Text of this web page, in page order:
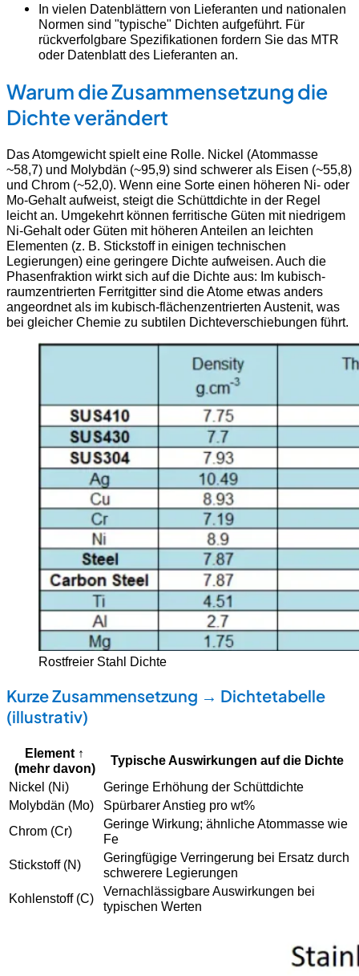
In vielen Datenblättern von Lieferanten und nationalen
Normen sind "typische" Dichten aufgeführt. Für
rückverfolgbare Spezifikationen fordern Sie das MTR
oder Datenblatt des Lieferanten an.
Warum die Zusammensetzung die
Dichte verändert
Das Atomgewicht spielt eine Rolle. Nickel (Atommasse
~58,7) und Molybdän (~95,9) sind schwerer als Eisen (~55,8)
und Chrom (~52,0). Wenn eine Sorte einen höheren Ni- oder
Mo-Gehalt aufweist, steigt die Schüttdichte in der Regel
leicht an. Umgekehrt können ferritische Güten mit niedrigem
Ni-Gehalt oder Güten mit höheren Anteilen an leichten
Elementen (z. B. Stickstoff in einigen technischen
Legierungen) eine geringere Dichte aufweisen. Auch die
Phasenfraktion wirkt sich auf die Dichte aus: Im kubisch-
raumzentrierten Ferritgitter sind die Atome etwas anders
angeordnet als im kubisch-flächenzentrierten Austenit, was
bei gleicher Chemie zu subtilen Dichteverschiebungen führt.
Rostfreier Stahl Dichte
Kurze Zusammensetzung → Dichtetabelle
(illustrativ)
Element ↑
(mehr davon)
Typische Auswirkungen auf die Dichte
Nickel (Ni)
Geringe Erhöhung der Schüttdichte
Molybdän (Mo)
Spürbarer Anstieg pro wt%
Chrom (Cr)
Geringe Wirkung; ähnliche Atommasse wie
Fe
Stickstoff (N)
Geringfügige Verringerung bei Ersatz durch
schwerere Legierungen
Kohlenstoff (C)
Vernachlässigbare Auswirkungen bei
typischen Werten